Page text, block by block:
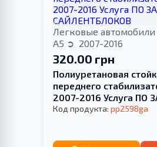
Легковые автомобили
A5
2007-2016
320.00 грн
Полиуретановая
переднего
2007-2016 Услуга ПО
ДВУХ САЙЛЕНТБЛОКОВ
Код продукта: pp2598ga